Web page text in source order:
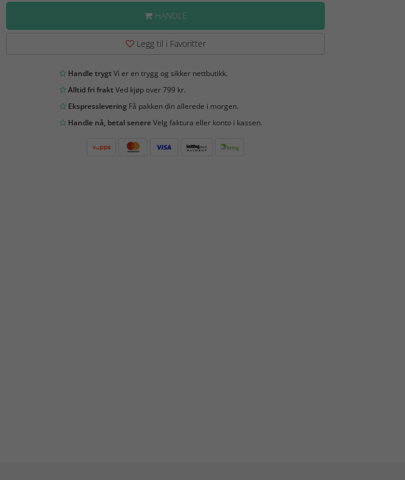
HANDLE
Legg til i Favoritter
Handle trygtVi er en trygg og sikker nettbutikk.
Alltid fri fraktVed kjøp over 799 kr.
EkspressleveringFå pakken din allerede i morgen.
Handle nå, betal senereVelg faktura eller konto i kassen.